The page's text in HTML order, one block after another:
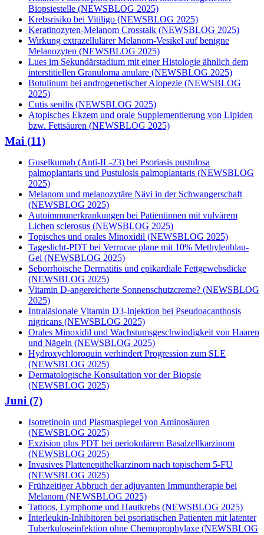
Biopsiestelle (NEWSBLOG 2025)
Krebsrisiko bei Vitiligo (NEWSBLOG 2025)
Keratinozyten-Melanom Crosstalk (NEWSBLOG 2025)
Wirkung extrazellulärer Melanom-Vesikel auf benigne
Melanozyten (NEWSBLOG 2025)
Lues im Sekundärstadium mit einer Histologie ähnlich dem
interstitiellen Granuloma anulare (NEWSBLOG 2025)
Botulinum bei androgenetischer Alopezie (NEWSBLOG
2025)
Cutis senilis (NEWSBLOG 2025)
Atopisches Ekzem und orale Supplementierung von Lipiden
bzw. Fettsäuren (NEWSBLOG 2025)
Mai (11)
Guselkumab (Anti-IL-23) bei Psoriasis pustulosa
palmoplantaris und Pustulosis palmoplantaris (NEWSBLOG
2025)
Melanom und melanozytäre Nävi in der Schwangerschaft
(NEWSBLOG 2025)
Autoimmunerkrankungen bei Patientinnen mit vulvärem
Lichen sclerosus (NEWSBLOG 2025)
Topisches und orales Minoxidil (NEWSBLOG 2025)
Tageslicht-PDT bei Verrucae plane mit 10% Methylenblau-
Gel (NEWSBLOG 2025)
Seborrhoische Dermatitis und epikardiale Fettgewebsdicke
(NEWSBLOG 2025)
Vitamin D-angereicherte Sonnenschutzcreme? (NEWSBLOG
2025)
Intraläsionale Vitamin D3-Injektion bei Pseudoacanthosis
nigricans (NEWSBLOG 2025)
Orales Minoxidil und Wachstumsgeschwindigkeit von Haaren
und Nägeln (NEWSBLOG 2025)
Hydroxychloroquin verhindert Progression zum SLE
(NEWSBLOG 2025)
Dermatologische Konsultation vor der Biopsie
(NEWSBLOG 2025)
Juni (7)
Isotretinoin und Plasmaspiegel von Aminosäuren
(NEWSBLOG 2025)
Exzision plus PDT bei periokulärem Basalzellkarzinom
(NEWSBLOG 2025)
Invasives Plattenepithelkarzinom nach topischem 5-FU
(NEWSBLOG 2025)
Frühzeitiger Abbruch der adjuvanten Immuntherapie bei
Melanom (NEWSBLOG 2025)
Tattoos, Lymphome und Hautkrebs (NEWSBLOG 2025)
Interleukin-Inhibitoren bei psoriatischen Patienten mit latenter
Tuberkuloseinfektion ohne Chemoprophylaxe (NEWSBLOG